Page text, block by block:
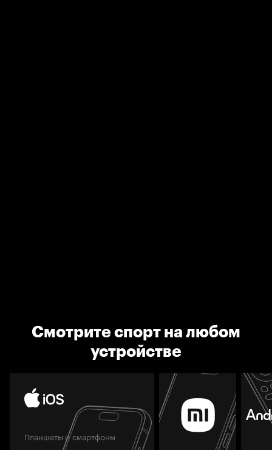
Смотрите спорт на любом
устройстве
Планшеты и смартфоны